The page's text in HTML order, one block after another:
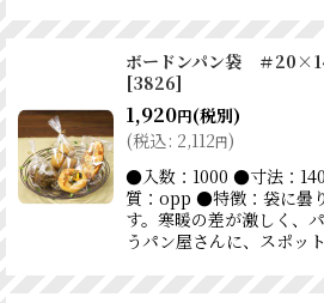
ボードンパン袋 ＃
[3826]
1,920円(税別)
(税込: 2,112円)
●入数：1000 ●寸法：
質：opp ●特徴：袋に曇
す。寒暖の差が激しく、
うパン屋さんに、スポッ